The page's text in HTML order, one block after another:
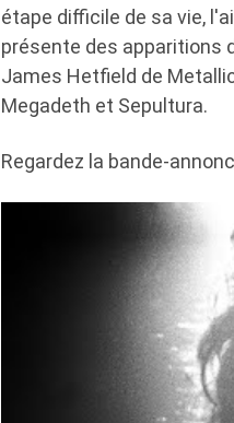
étape difficile de sa vie,
présente des apparitions
James Hetfield de
Megadeth et Sepultura.
Regardez la bande-